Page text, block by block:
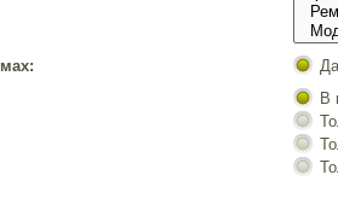
Да
В